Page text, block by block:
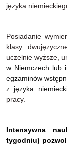
języka
Posiadanie
klasy
uczelnie wyższe,
w Niemczech lub
egzaminów
z języka
pracy.
Intensywna
tygodniu)